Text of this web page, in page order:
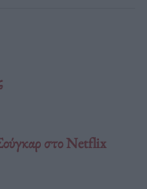
στο Netflix